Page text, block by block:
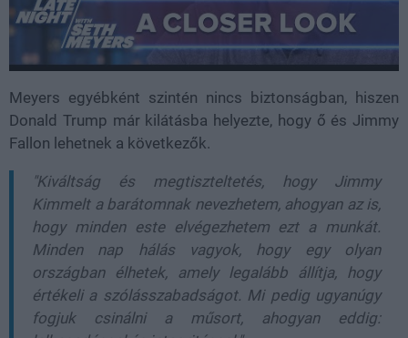
Meyers egyébként szintén nincs biztonságban, hiszen
Donald Trump már kilátásba helyezte, hogy ő és Jimmy
Fallon lehetnek a következők.
"Kiváltság és megtiszteltetés, hogy Jimmy
Kimmelt a barátomnak nevezhetem, ahogyan az is,
hogy minden este elvégezhetem ezt a munkát.
Minden nap hálás vagyok, hogy egy olyan
országban élhetek, amely legalább állítja, hogy
értékeli a szólásszabadságot. Mi pedig ugyanúgy
fogjuk csinálni a műsort, ahogyan eddig: